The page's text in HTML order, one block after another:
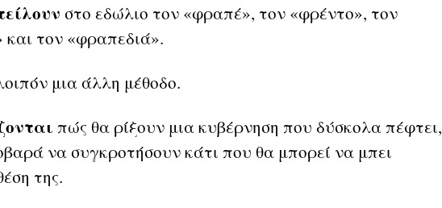
στο εδώλιο τον «φραπέ», τον «φρέντο», τον
τον «φραπεδιά».
μια άλλη μέθοδο.
πώς θα ρίξουν μια κυβέρνηση που δύσκολα πέφτει,
να συγκροτήσουν κάτι που θα μπορεί να μπει
της.